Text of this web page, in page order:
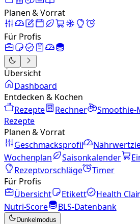
Planen & Vorrat
Für Profis
Übersicht
Dashboard
Entdecken & Kochen
Rezepte
Rechner Smoothie-
Rezepte
Planen & Vorrat
Geschmacksprofil
Wochenplan
Saisonkalender
Rezeptvorschläge
Timer
Für Profis
Übersicht
Etikett Health
Nutri-Score
BLS-Datenbank
Dunkelmodus